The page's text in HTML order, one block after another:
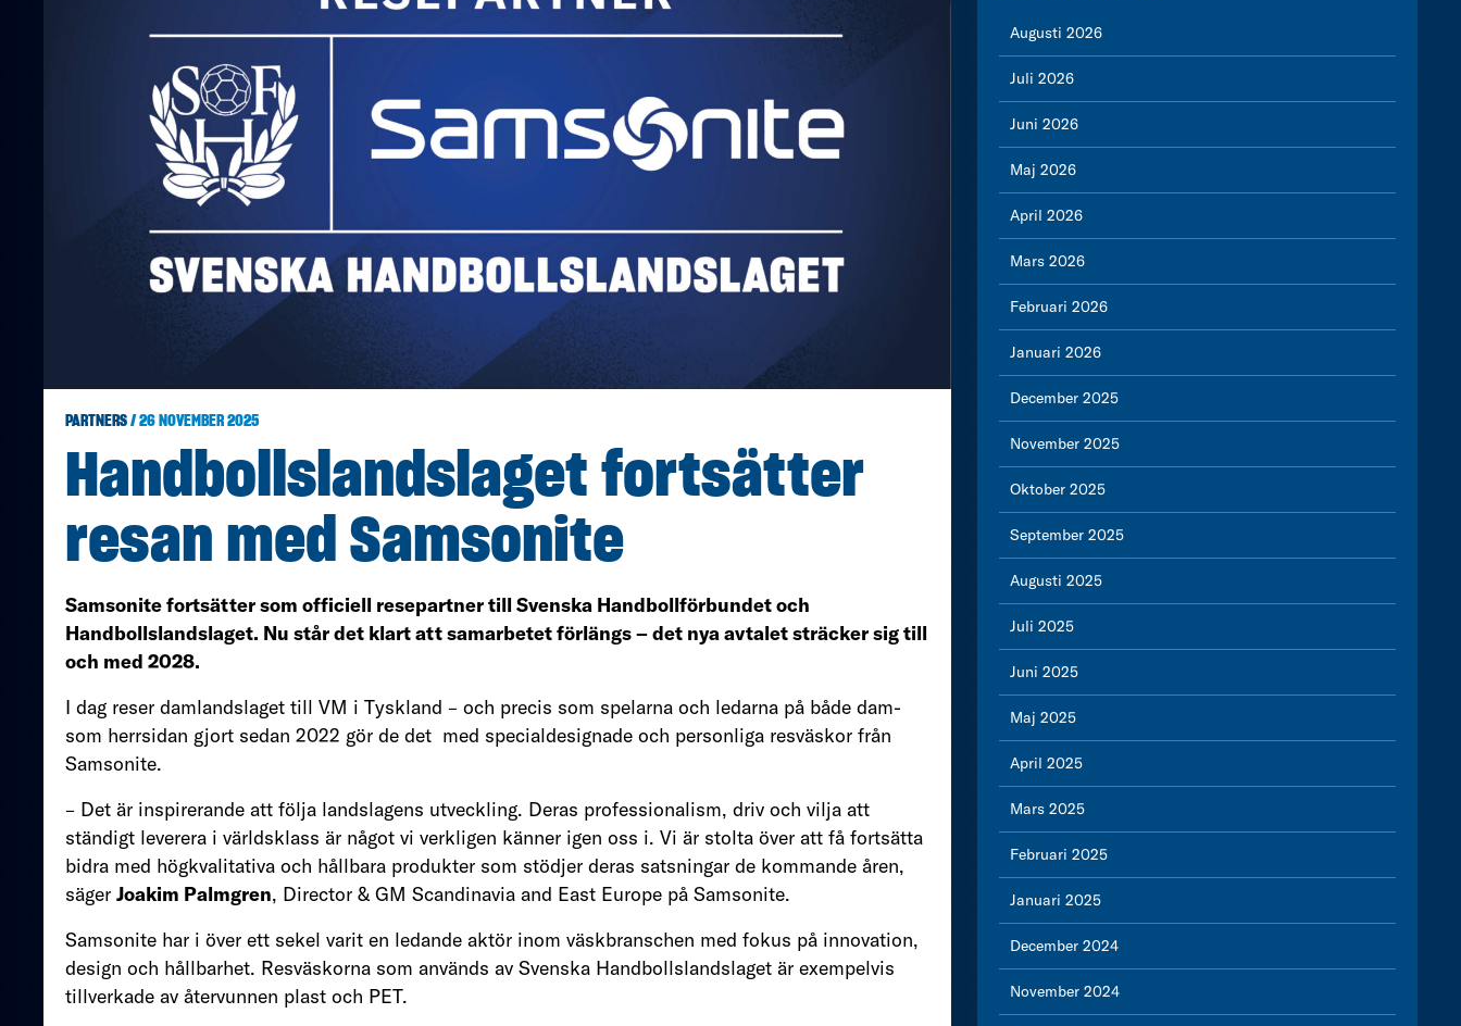
PARTNERS / 26 NOVEMBER 2025
Handbollslandslaget fortsätter
resan med Samsonite
Samsonite fortsätter som officiell resepartner till Svenska Handbollförbundet och
Handbollslandslaget. Nu står det klart att samarbetet förlängs – det nya avtalet sträcker sig till
och med 2028.
I dag reser damlandslaget till VM i Tyskland – och precis som spelarna och ledarna på både dam-
som herrsidan gjort sedan 2022 gör de det med specialdesignade och personliga resväskor från
Samsonite.
– Det är inspirerande att följa landslagens utveckling. Deras professionalism, driv och vilja att
ständigt leverera i världsklass är något vi verkligen känner igen oss i. Vi är stolta över att få fortsätta
bidra med högkvalitativa och hållbara produkter som stödjer deras satsningar de kommande åren,
säger Joakim Palmgren, Director & GM Scandinavia and East Europe på Samsonite.
Samsonite har i över ett sekel varit en ledande aktör inom väskbranschen med fokus på innovation,
design och hållbarhet. Resväskorna som används av Svenska Handbollslandslaget är exempelvis
tillverkade av återvunnen plast och PET.
Augusti 2026
Juli 2026
Juni 2026
Maj 2026
April 2026
Mars 2026
Februari 2026
Januari 2026
December 2025
November 2025
Oktober 2025
September 2025
Augusti 2025
Juli 2025
Juni 2025
Maj 2025
April 2025
Mars 2025
Februari 2025
Januari 2025
December 2024
November 2024